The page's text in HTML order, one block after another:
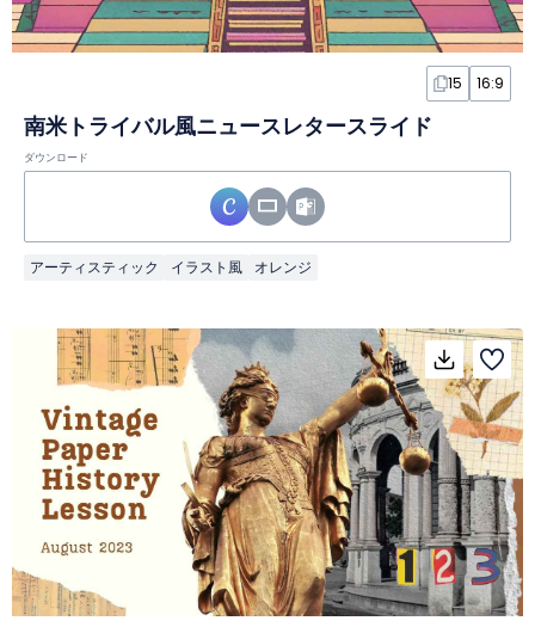
15 16:9
南米トライバル風ニュースレタースライド
ダウンロード
アーティスティック イラスト風 オレンジ